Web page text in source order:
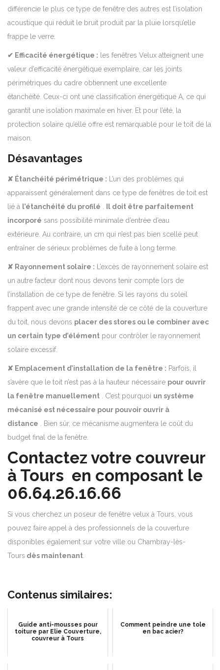
différencie le plus ce type de fenêtre des autres est l’isolation
acoustique qui réduit le bruit produit par la pluie lorsqu’elle
frappe le verre.
✔ Efficacité énergétique : les fenêtres Velux atteignent une
valeur d’efficacité énergétique exemplaire, car les joints
périmétriques du cadre obtiennent une excellente
étanchéité. Ceux-ci ont une classification énergétique A, ce qui
garantit une isolation maximale en hiver. Et pour l’été, la
protection solaire qu’elle offre est remarquable pour le toit de la
maison.
Désavantages
✘ Étanchéité périmétrique : L’un des problèmes qui
apparaissent généralement dans ce type de fenêtres de toit est
lié à l’étanchéité du profilé
Il doit être parfaitement
incorporé sans possibilité minimale d’entrée d’eau
extérieure. Au contraire, un cm qui n’est pas bien scellé peut
entraîner de sérieux problèmes de fuite à long terme.
✘ Rayonnement solaire : L’excès de rayonnement solaire est
un autre facteur dont nous devons tenir compte lors de
l’installation de ce type de fenêtre. Si les rayons du soleil
frappent avec une grande intensité de ce côté de la couverture
du toit, nous devons placer des stores ou le combiner avec
un certain type d’élément pour contrôler le rayonnement
solaire excessif.
✘ Emplacement d’installation de la fenêtre : Parfois, il
s’avère que le toit n’est pas à la hauteur nécessaire pour ouvrir
la fenêtre manuellement
C’est pourquoi un système
mécanisé est nécessaire pour pouvoir ouvrir à
distance . Bien sûr, ce mécanisme augmentera le coût du
budget final de la fenêtre.
Contactez votre couvreur
à Tours en composant le
06.64.26.16.66
Si vous cherchez un poseur de fenêtre velux à Tours, vous
pouvez faire appel à des professionnels de la couverture
disponibles également sur votre ville ou Chambray-lès-
Tours dès maintenant
Contenus similaires:
Guide anti-mousses pour
toiture par Elie Couverture,
couvreur à Tours
Comment peindre une tole
en bac acier?